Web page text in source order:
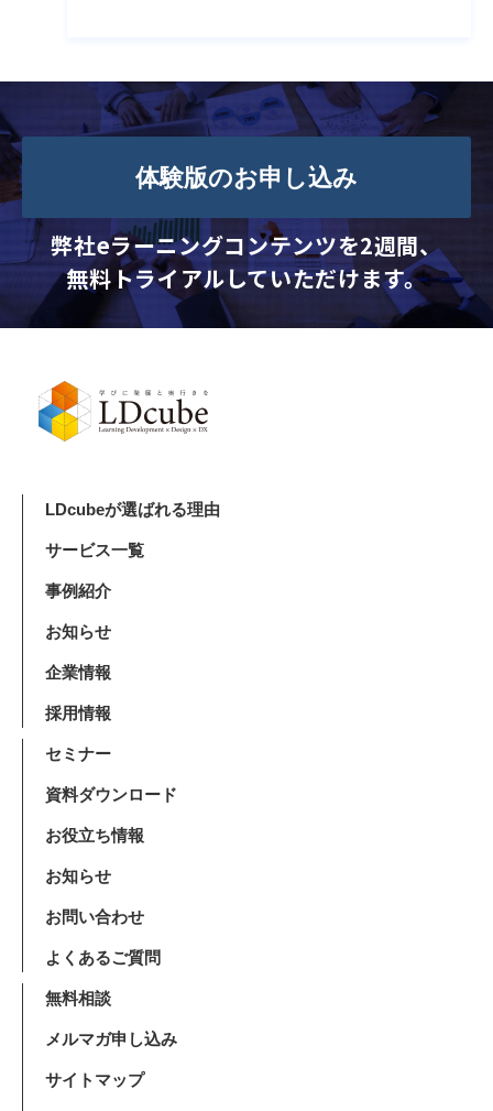
体験版のお申し込み
弊社eラーニングコンテンツを2週間、
無料トライアルしていただけます。
LDcubeが選ばれる理由
サービス一覧
事例紹介
お知らせ
企業情報
採用情報
セミナー
資料ダウンロード
お役立ち情報
お知らせ
お問い合わせ
よくあるご質問
無料相談
メルマガ申し込み
サイトマップ